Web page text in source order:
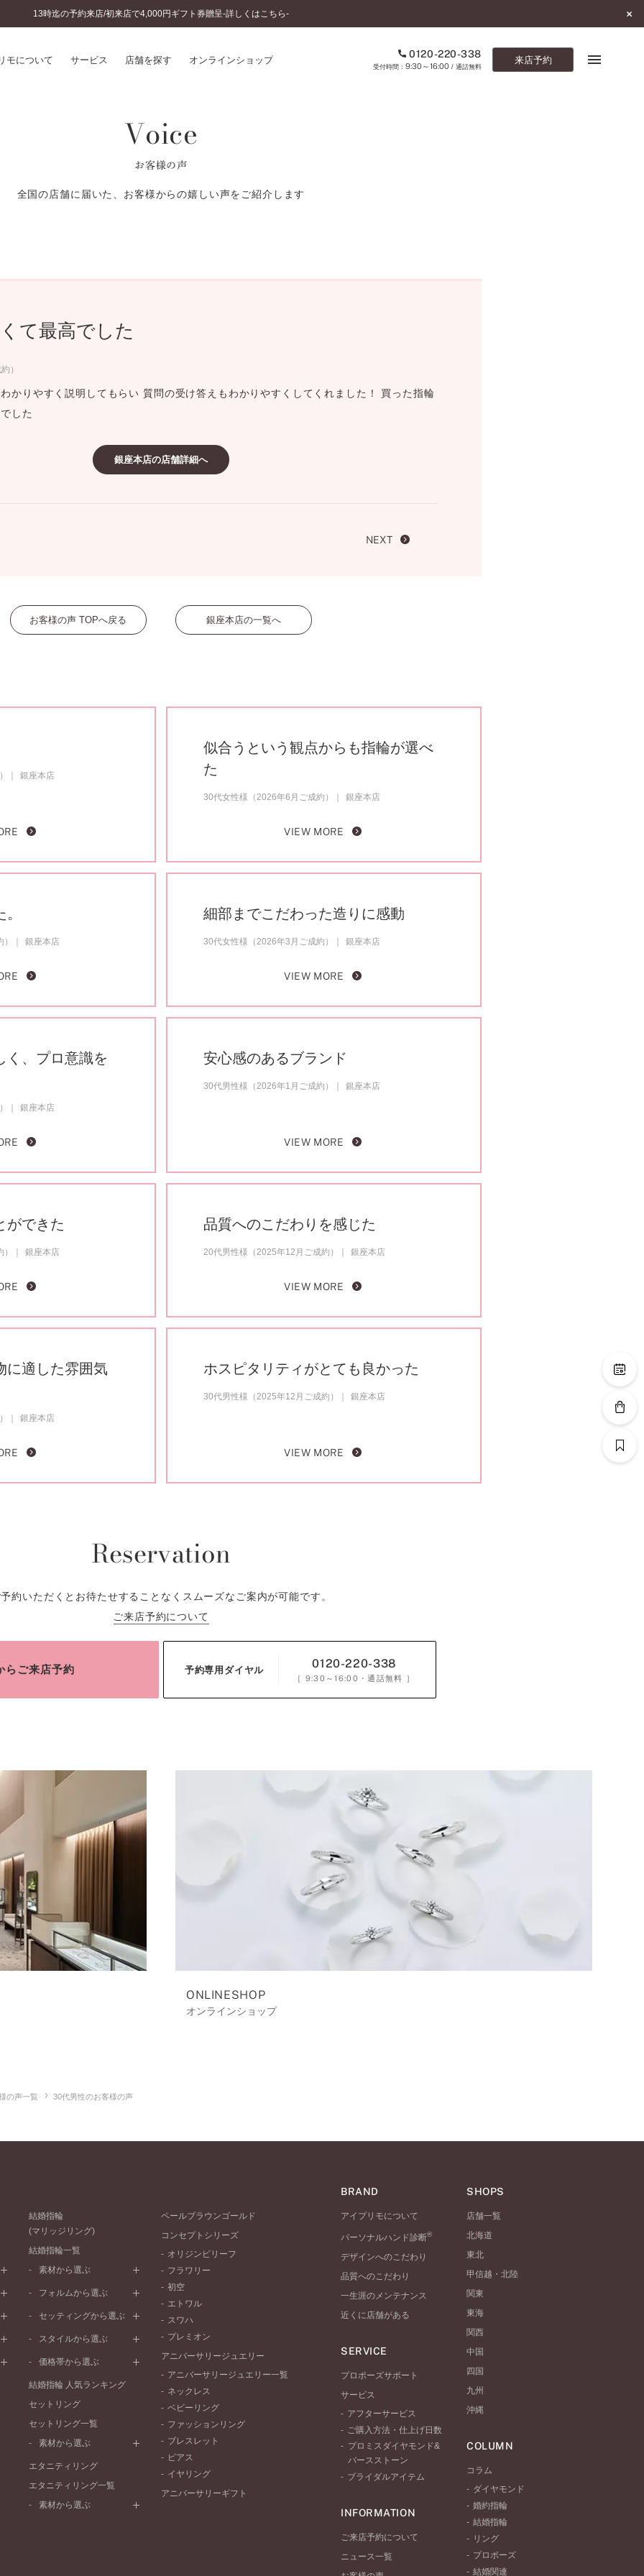
13時迄の予約来店/初来店で4,000円ギフト券贈呈-詳しくはこちら-
モについて サービス 店舗を探す オンラインショップ 0120-220-338
9:30～16:00/ 通話無料
来店予約
のこだわり
スダイヤモンド&バースストー
ーズサポート
婚約指輪とは
結婚指輪とは
セットリングとは
ショップブログ
Voice
お客様の声
全国の店舗に届いた、お客様からの嬉しい声をご紹介します
て最高でした
）
かりやすく説明してもらい 質問の受け答えもわかりやすくしてくれました！ 買った指輪
した
銀座本店の店舗詳細へ
NEXT
お客様の声 TOPへ戻る 銀座本店の一覧へ
銀座本店
似合うという観点からも指輪が選べ
た
30代女性様（2026年6月ご成約） 銀座本店
VIEW MORE
銀座本店
細部までこだわった造りに感動
30代女性様（2026年3月ご成約） 銀座本店
VIEW MORE
く、プロ意識を
銀座本店
安心感のあるブランド
30代男性様（2026年1月ご成約） 銀座本店
VIEW MORE
ができた
銀座本店
品質へのこだわりを感じた
20代男性様（2025年12月ご成約） 銀座本店
VIEW MORE
に適した雰囲気
銀座本店
ホスピタリティがとても良かった
30代男性様（2025年12月ご成約） 銀座本店
VIEW MORE
Reservation
約いただくとお待たせすることなくスムーズなご案内が可能です。
ご来店予約について
らご来店予約 予約専用ダイヤル 0120-220-338
［ 9:30～16:00 ・通話無料 ］
ONLINESHOP
オンラインショップ
の声一覧 30代男性のお客様の声
結婚指輪
(マリッジリング)
結婚指輪一覧
素材から選ぶ
プラチナ
ピンクゴールド
ペールブラウンゴールド
フォルムから選ぶ
ストレートライン
V字ライン
セッティングから選ぶ
プレーン
セベラルメレ
ラインメレ
スタイルから選ぶ
シンプル
モード
エレガント
ゴージャス
価格帯から選ぶ
50万円～
20万円～30万円
10万円～20万円
結婚指輪 人気ランキング
セットリング
セットリング一覧
素材から選ぶ
プラチナ
ペールブラウンゴールド
エタニティリング
エタニティリング一覧
素材から選ぶ
ペールブラウンゴールド
コンセプトシリーズ
オリジンビリーフ
フラワリー
初空
エトワル
スワハ
プレミオン
アニバーサリージュエリー
アニバーサリージュエリー一覧
ネックレス
ベビーリング
ファッションリング
ブレスレット
ピアス
イヤリング
アニバーサリーギフト
BRAND
アイプリモについて
パーソナルハンド診断®
デザインへのこだわり
品質へのこだわり
一生涯のメンテナンス
近くに店舗がある
SERVICE
プロポーズサポート
サービス
アフターサービス
ご購入方法・仕上げ日数
プロミスダイヤモンド&
バースストーン
ブライダルアイテム
INFORMATION
ご来店予約について
ニュース一覧
SHOPS
店舗一覧
北海道
東北
甲信越・北陸
関東
東海
関西
中国
四国
九州
沖縄
COLUMN
コラム
ダイヤモンド
婚約指輪
結婚指輪
リング
プロポーズ
結婚関連